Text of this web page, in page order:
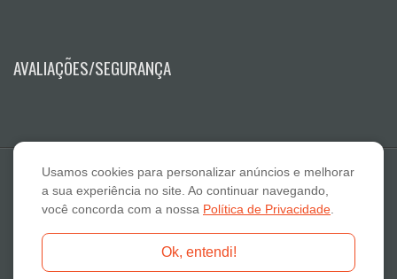
AVALIAÇÕES/SEGURANÇA
E A Lazaro Suplementos Alimentares ME - CNPJ: 19.789.048/0001-59
Fone: 18-3322 2132 - E-mail: atendimento@otimanutri.com.br
Usamos cookies para personalizar anúncios e melhorar
a sua experiência no site. Ao continuar navegando,
você concorda com a nossa Política de Privacidade
Ok, entendi!